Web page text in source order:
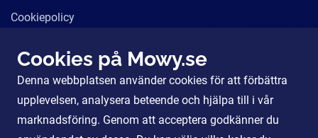
Cookiepolicy
Våra tjänster
För Partners
Cookies på Mowy.se
Denna webbplatsen använder cookies för att förbättra
upplevelsen, analysera beteende och hjälpa till i vår
marknadsföring. Genom att acceptera godkänner du